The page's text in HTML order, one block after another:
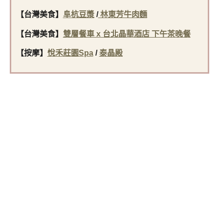
【台灣美食】 阜杭豆漿/林東芳牛肉麵
【台灣美食】 雙層餐車 x 台北晶華酒店 下午茶晚餐
【按摩】 悅禾莊園Spa/泰晶殿